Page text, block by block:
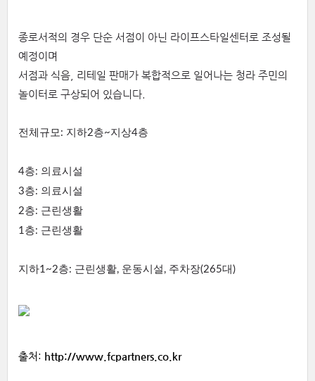
종로서적의 경우 단순 서점이 아닌 라이프스타일센터로 조성될
예정이며
서점과 식음, 리테일 판매가 복합적으로 일어나는 청라 주민의
놀이터로 구상되어 있습니다.
전체규모: 지하2층~지상4층
4층: 의료시설
3층: 의료시설
2층: 근린생활
1층: 근린생활
지하1~2층: 근린생활, 운동시설, 주차장(265대)
출처: http://www.fcpartners.co.kr